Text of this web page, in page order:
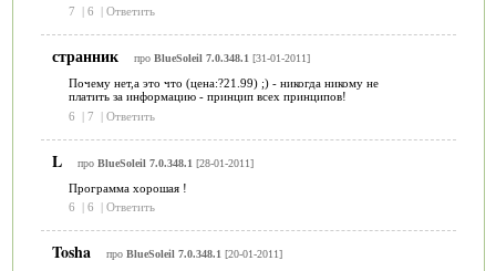
7
| 6 | Ответить
странник про BlueSoleil 7.0.348.1 [31-01-2011]
Почему нет,а это что (цена:?21.99) ;) - никогда никому не
платить за информацию - принцип всех принципов!
6
| 7 | Ответить
L про BlueSoleil 7.0.348.1 [28-01-2011]
Программа хорошая !
6
| 6 | Ответить
Tosha про BlueSoleil 7.0.348.1 [20-01-2011]